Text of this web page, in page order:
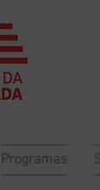
Programas